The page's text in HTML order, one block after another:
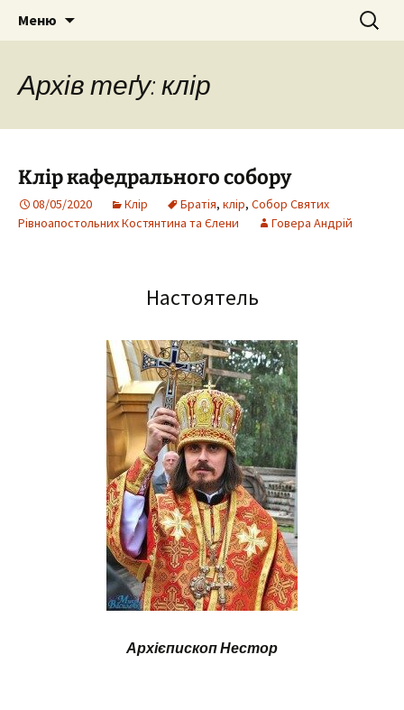
Собор Святих
Рівноапостольних
Костянтина і Єлени, м.
Тернопіль
Собор Святих Рівноапостольних
Костянтина і Єленипіль.
Тернопільська єпархія УПЦ Київського
Патріархату
Меню Пошук:
Архів теґу: клір
Клір кафедрального собору
08/05/2020 Клір Братія, клір, Собор Святих
Рівноапостольних Костянтина та Єлени
Говера Андрій
Настоятель
Архієпископ Нестор